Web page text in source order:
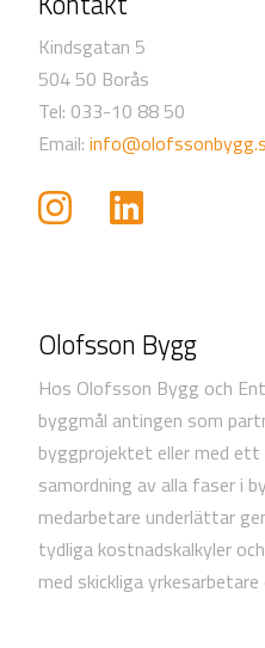
Kindsgatan 5
504 50 Borås
Tel: 033-10 88 50
Email:
Olofsson Bygg
Hos Olofsson Bygg och
byggmål antingen som
byggprojektet eller med
samordning av alla faser i
medarbetare underlättar
tydliga kostnadskalkyler
med skickliga